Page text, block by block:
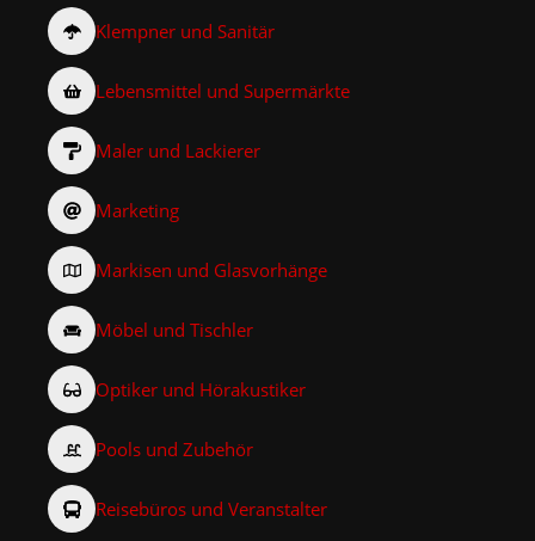
Klempner und Sanitär
Lebensmittel und Supermärkte
Maler und Lackierer
Marketing
Markisen und Glasvorhänge
Möbel und Tischler
Optiker und Hörakustiker
Pools und Zubehör
Reisebüros und Veranstalter